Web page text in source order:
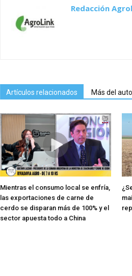
Redacción
Artículos relacionados Más del
Mientras el consumo local se enfría,
las exportaciones de carne de
cerdo se disparan más de 100% y el
sector apuesta todo a China